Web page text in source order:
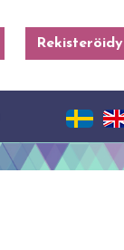
Rekisteröidy